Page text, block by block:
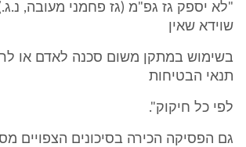
"לא יספק גז גפ"מ (גז פחמני מעובה,
שוידא שאין
בשימוש במתקן משום סכנה לאדם או
תנאי הבטיחות
לפי כל חיקוק".
גם הפסיקה הכירה בסיכונים הצפויים